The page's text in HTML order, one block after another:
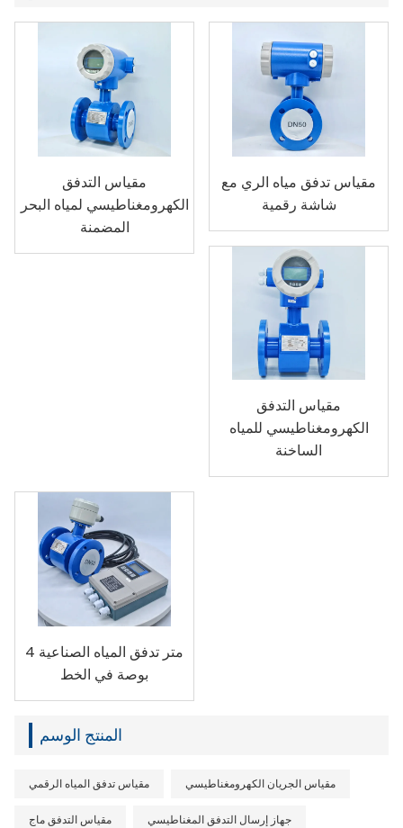
مقياس التدفق
الكهرومغناطيسي لمياه البحر
المضمنة
مقياس تدفق مياه الري مع
شاشة رقمية
مقياس التدفق
الكهرومغناطيسي للمياه
الساخنة
متر تدفق المياه الصناعية 4
بوصة في الخط
المنتج الوسم
مقياس تدفق المياه الرقمي مقياس الجريان الكهرومغناطيسي
مقياس التدفق ماج جهاز إرسال التدفق المغناطيسي